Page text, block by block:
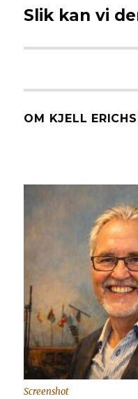
Neste
Slik kan vi
OM KJELL
Screenshot